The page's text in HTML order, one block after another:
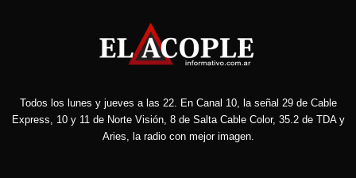
Todos los lunes y jueves a las 22. En Canal 10, la señal 29 de Cable
Express, 10 y 11 de Norte Visión, 8 de Salta Cable Color, 35.2 de TDA y
Aries, la radio con mejor imagen.